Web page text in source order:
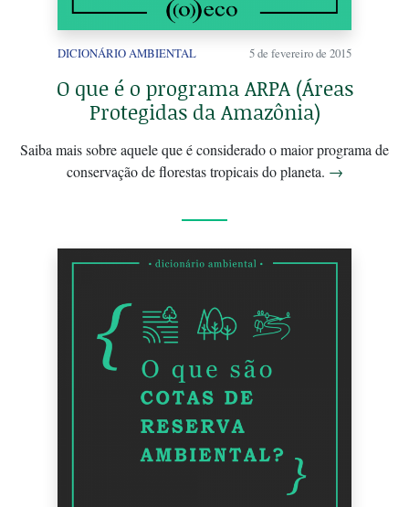
DICIONÁRIO AMBIENTAL 5 de fevereiro de 2015
O que é o programa ARPA (Áreas
Protegidas da Amazônia)
Saiba mais sobre aquele que é considerado o maior programa de
conservação de florestas tropicais do planeta. →